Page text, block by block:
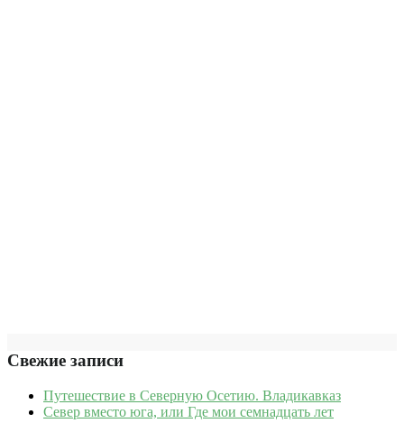
Свежие записи
Путешествие в Северную Осетию. Владикавказ
Север вместо юга, или Где мои семнадцать лет